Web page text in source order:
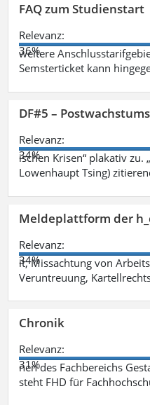
FAQ zum Studienstart
Relevanz:
36%
weitere
Semsterticket kann
DF#5 –
Relevanz:
34%
ischen Krisen“ plakativ
Lowenhaupt Tsing)
Meldeplattform der
Relevanz:
34%
it, Missachtung von
Veruntreuung,
Chronik
Relevanz:
31%
nen des Fachbereichs
steht FHD für